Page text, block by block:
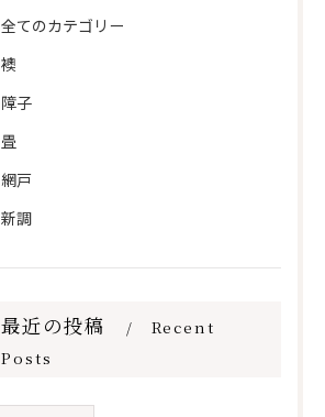
全てのカテゴリー
襖
障子
畳
網戸
新調
最近の投稿
Recent
Posts